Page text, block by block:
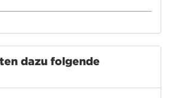
dazu folgende